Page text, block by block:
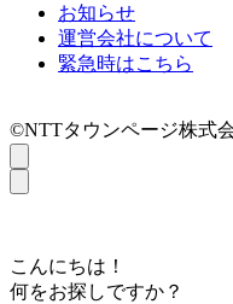
お知らせ
運営会社について
緊急時はこちら
©NTTタウンページ株式会
こんにちは！
何をお探しですか？